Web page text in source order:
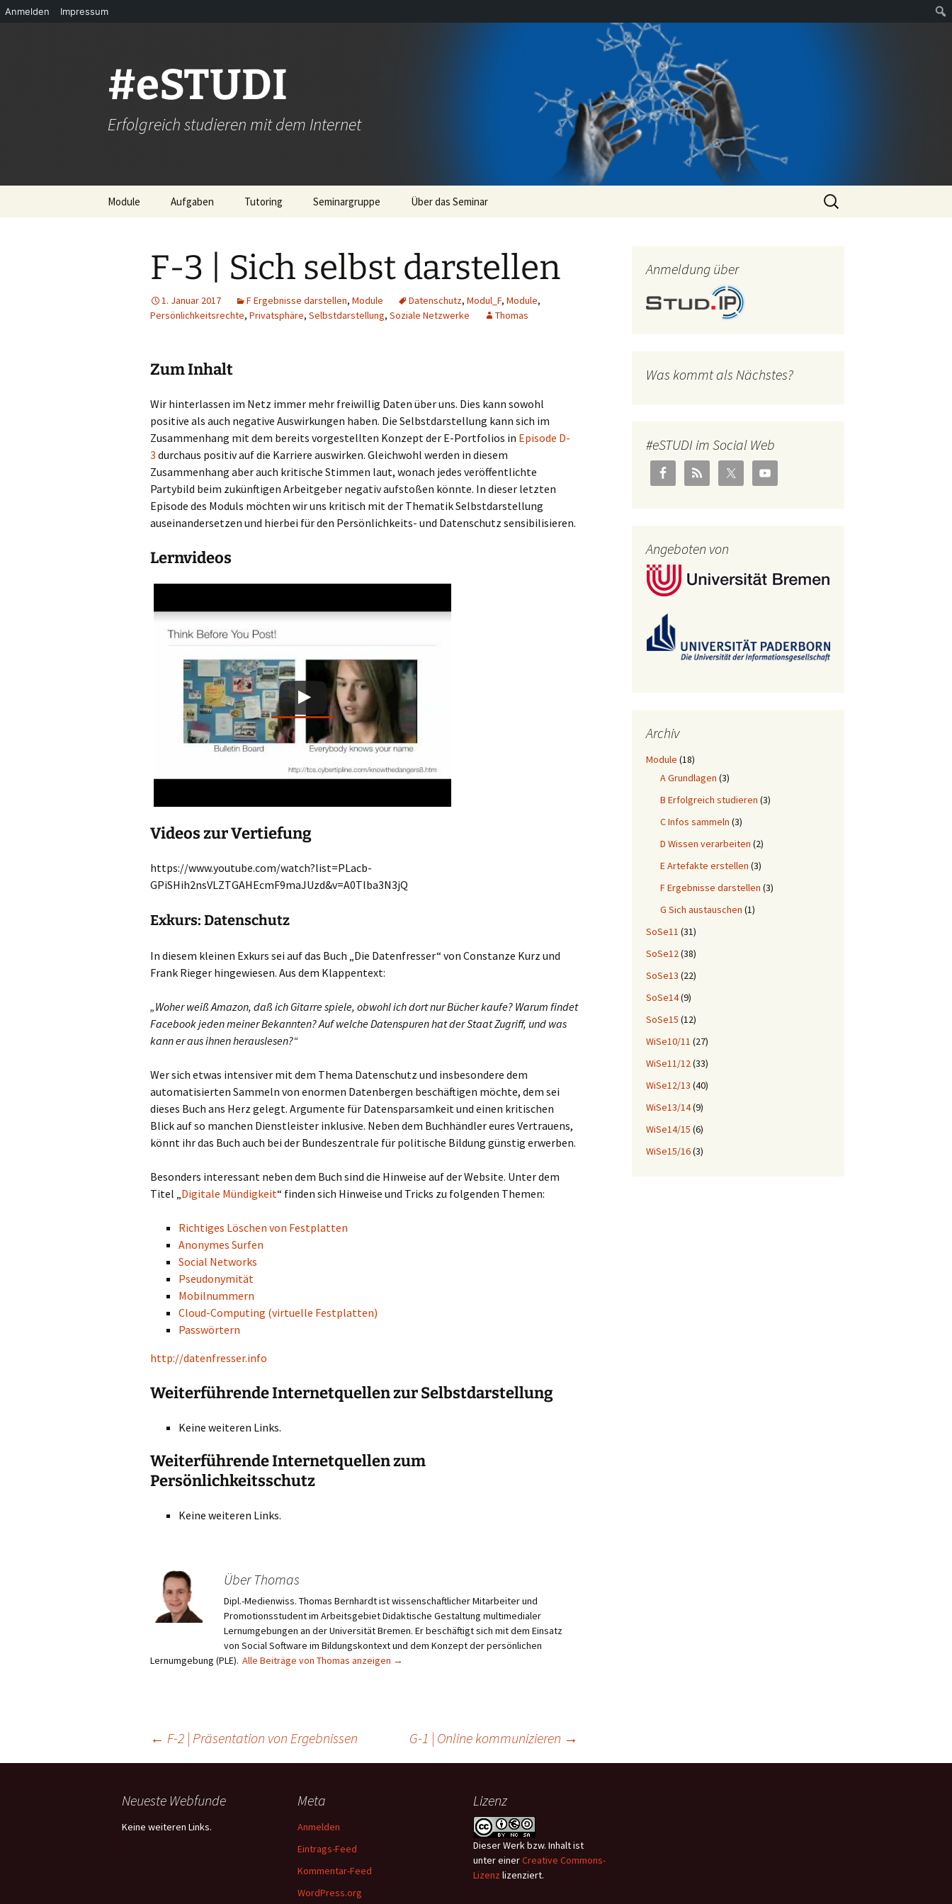
Anmelden Impressum
#eSTUDI
Erfolgreich studieren mit dem Internet
Module
B Erfolgreich studieren
C Infos sammeln
E Artefakte erstellen
G Sich austauschen
Aufgaben Tutoring Seminargruppe Über das Seminar
Suchen
nach:
F-3 | Sich selbst darstellen
1. Januar 2017 F Ergebnisse darstellen, Module Datenschutz, Modul_F, Module,
Persönlichkeitsrechte, Privatsphäre, Selbstdarstellung, Soziale Netzwerke Thomas
Zum Inhalt
Wir hinterlassen im Netz immer mehr freiwillig Daten über uns. Dies kann sowohl
positive als auch negative Auswirkungen haben. Die Selbstdarstellung kann sich im
Zusammenhang mit dem bereits vorgestellten Konzept der E-Portfolios in Episode D-
3 durchaus positiv auf die Karriere auswirken. Gleichwohl werden in diesem
Zusammenhang aber auch kritische Stimmen laut, wonach jedes veröffentlichte
Partybild beim zukünftigen Arbeitgeber negativ aufstoßen könnte. In dieser letzten
Episode des Moduls möchten wir uns kritisch mit der Thematik Selbstdarstellung
auseinandersetzen und hierbei für den Persönlichkeits- und Datenschutz sensibilisieren.
Lernvideos
Videos zur Vertiefung
https://www.youtube.com/watch?list=PLacb-
GPiSHih2nsVLZTGAHEcmF9maJUzd&v=A0Tlba3N3jQ
Exkurs: Datenschutz
In diesem kleinen Exkurs sei auf das Buch „Die Datenfresser“ von Constanze Kurz und
Frank Rieger hingewiesen. Aus dem Klappentext:
„Woher weiß Amazon, daß ich Gitarre spiele, obwohl ich dort nur Bücher kaufe? Warum findet
Facebook jeden meiner Bekannten? Auf welche Datenspuren hat der Staat Zugriff, und was
kann er aus ihnen herauslesen?“
Wer sich etwas intensiver mit dem Thema Datenschutz und insbesondere dem
automatisierten Sammeln von enormen Datenbergen beschäftigen möchte, dem sei
dieses Buch ans Herz gelegt. Argumente für Datensparsamkeit und einen kritischen
Blick auf so manchen Dienstleister inklusive. Neben dem Buchhändler eures Vertrauens,
könnt ihr das Buch auch bei der Bundeszentrale für politische Bildung günstig erwerben.
Besonders interessant neben dem Buch sind die Hinweise auf der Website. Unter dem
Titel „Digitale Mündigkeit“ finden sich Hinweise und Tricks zu folgenden Themen:
Richtiges Löschen von Festplatten
Anonymes Surfen
Social Networks
Pseudonymität
Mobilnummern
Cloud-Computing (virtuelle Festplatten)
Passwörtern
http://datenfresser.info
Weiterführende Internetquellen zur Selbstdarstellung
Keine weiteren Links.
Weiterführende Internetquellen zum
Persönlichkeitsschutz
Keine weiteren Links.
Über Thomas
Dipl.-Medienwiss. Thomas Bernhardt ist wissenschaftlicher Mitarbeiter und
Promotionsstudent im Arbeitsgebiet Didaktische Gestaltung multimedialer
Lernumgebungen an der Universität Bremen. Er beschäftigt sich mit dem Einsatz
von Social Software im Bildungskontext und dem Konzept der persönlichen
Lernumgebung (PLE). Alle Beiträge von Thomas anzeigen →
Beitragsnavigation
← F-2 | Präsentation von Ergebnissen G-1 | Online kommunizieren →
Anmeldung über
Was kommt als Nächstes?
#eSTUDI im Social Web
Angeboten von
Archiv
Module (18)
A Grundlagen (3)
B Erfolgreich studieren (3)
C Infos sammeln (3)
D Wissen verarbeiten (2)
E Artefakte erstellen (3)
F Ergebnisse darstellen (3)
G Sich austauschen (1)
SoSe11 (31)
SoSe12(38)
SoSe13 (22)
SoSe14(9)
SoSe15 (12)
WiSe10/11 (27)
WiSe11/12(33)
WiSe12/13 (40)
WiSe13/14(9)
WiSe14/15 (6)
WiSe15/16(3)
Neueste Webfunde
Keine weiteren Links.
Meta
Anmelden
Eintrags-Feed
Kommentar-Feed
WordPress.org
Lizenz
DieserWerk bzw. Inhaltist
unter einerCreative Commons-
Lizenz lizenziert.